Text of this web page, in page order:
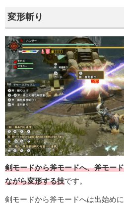
変形斬り
剣モードから斧モードへ、斧モー
ながら変形する技です。
剣モードから斧モードへは出始め